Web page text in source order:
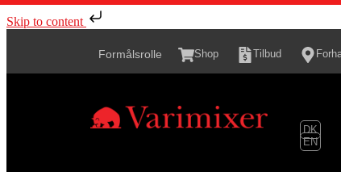
Skip to content
Formålsrolle Shop Tilbud
DK
EN